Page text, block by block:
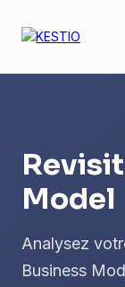
Model
Analysez
Business